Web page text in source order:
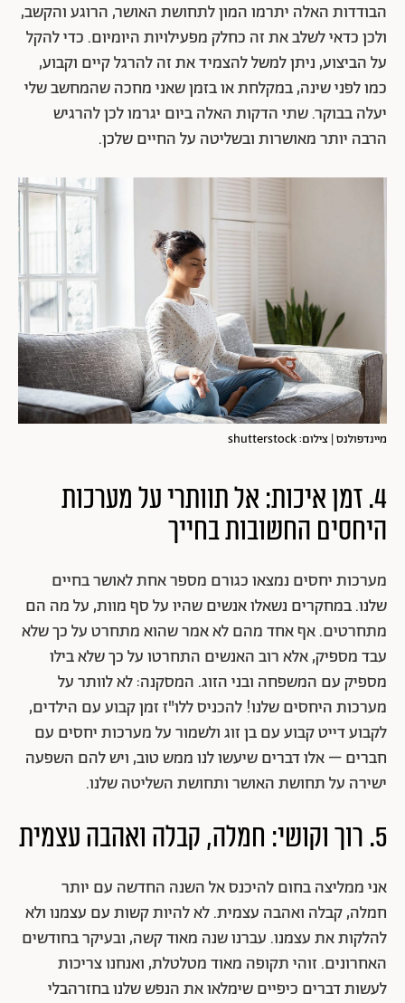
הבודדות האלה יתרמו המון לתחושת האושר, הרוגע והקשב,
ולכן כדאי לשלב את זה כחלק מפעילויות היומיום. כדי להקל
על הביצוע, ניתן למשל להצמיד את זה להרגל קיים וקבוע,
כמו לפני שינה, במקלחת או בזמן שאני מחכה שהמחשב שלי
יעלה בבוקר. שתי הדקות האלה ביום יגרמו לכן להרגיש
הרבה יותר מאושרות ובשליטה על החיים שלכן.
מיינדפולנס | צילום: shutterstock
4. זמן איכות: אל תוותרי על מערכות
היחסים החשובות בחייך
מערכות יחסים נמצאו כגורם מספר אחת לאושר בחיים
שלנו. במחקרים נשאלו אנשים שהיו על סף מוות, על מה הם
מתחרטים. אף אחד מהם לא אמר שהוא מתחרט על כך שלא
עבד מספיק, אלא רוב האנשים התחרטו על כך שלא בילו
מספיק עם המשפחה ובני הזוג. המסקנה: לא לוותר על
מערכות היחסים שלנו! להכניס ללו"ז זמן קבוע עם הילדים,
לקבוע דייט קבוע עם בן זוג ולשמור על מערכות יחסים עם
חברים – אלו דברים שיעשו לנו ממש טוב, ויש להם השפעה
ישירה על תחושת האושר ותחושת השליטה שלנו.
5. רוך וקושי: חמלה, קבלה ואהבה עצמית
אני ממליצה בחום להיכנס אל השנה החדשה עם יותר
חמלה, קבלה ואהבה עצמית. לא להיות קשות עם עצמנו ולא
להלקות את עצמנו. עברנו שנה מאוד קשה, ובעיקר בחודשים
האחרונים. זוהי תקופה מאוד מטלטלת, ואנחנו צריכות
לעשות דברים כיפיים שימלאו את הנפש שלנו בחזרהבלי